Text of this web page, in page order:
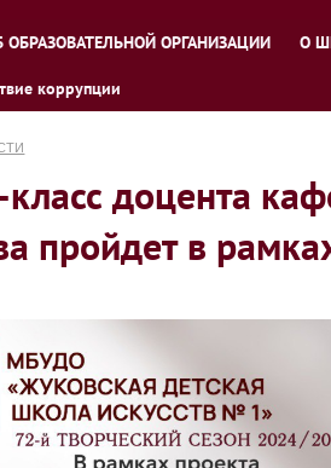
ОБРАЗОВАТЕЛЬНОЙ ОРГАНИЗАЦИИ О
коррупции
доцента
пройдет в